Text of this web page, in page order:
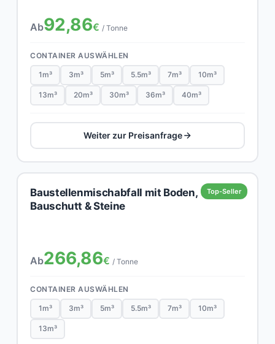
Ab92,86€ / Tonne
CONTAINER AUSWÄHLEN
1m³ 3m³ 5m³ 5.5m³ 7m³ 10m³
13m³ 20m³ 30m³ 36m³ 40m³
Weiter zur Preisanfrage
Top-Seller
Baustellenmischabfall mit Boden,
Bauschutt & Steine
Ab266,86€ / Tonne
CONTAINER AUSWÄHLEN
1m³ 3m³ 5m³ 5.5m³ 7m³ 10m³
13m³